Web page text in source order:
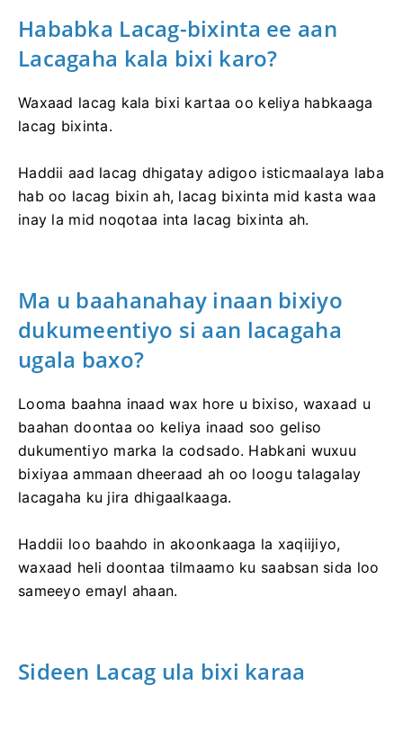
Hababka Lacag-bixinta ee aan
Lacagaha kala bixi karo?
Waxaad lacag kala bixi kartaa oo keliya habkaaga
lacag bixinta.
Haddii aad lacag dhigatay adigoo isticmaalaya laba
hab oo lacag bixin ah, lacag bixinta mid kasta waa
inay la mid noqotaa inta lacag bixinta ah.
Ma u baahanahay inaan bixiyo
dukumeentiyo si aan lacagaha
ugala baxo?
Looma baahna inaad wax hore u bixiso, waxaad u
baahan doontaa oo keliya inaad soo geliso
dukumentiyo marka la codsado. Habkani wuxuu
bixiyaa ammaan dheeraad ah oo loogu talagalay
lacagaha ku jira dhigaalkaaga.
Haddii loo baahdo in akoonkaaga la xaqiijiyo,
waxaad heli doontaa tilmaamo ku saabsan sida loo
sameeyo emayl ahaan.
Sideen Lacag ula bixi karaa